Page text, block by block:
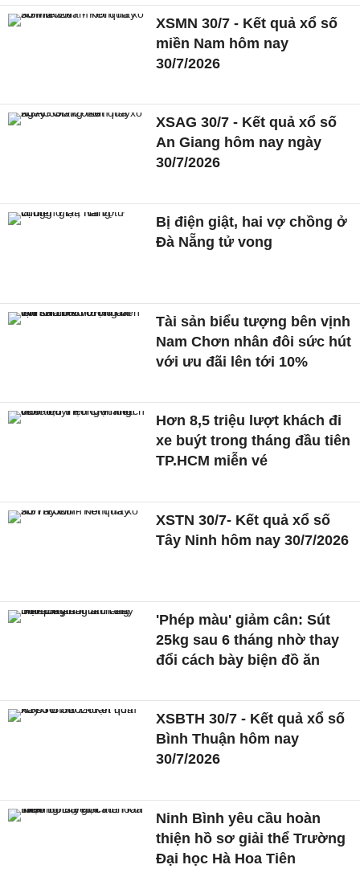
XSMN 30/7 - Kết quả xổ số
miền Nam hôm nay
30/7/2026
XSAG 30/7 - Kết quả xổ số
An Giang hôm nay ngày
30/7/2026
Bị điện giật, hai vợ chồng ở
Đà Nẵng tử vong
Tài sản biểu tượng bên vịnh
Nam Chơn nhân đôi sức hút
với ưu đãi lên tới 10%
Hơn 8,5 triệu lượt khách đi
xe buýt trong tháng đầu tiên
TP.HCM miễn vé
XSTN 30/7- Kết quả xổ số
Tây Ninh hôm nay 30/7/2026
'Phép màu' giảm cân: Sút
25kg sau 6 tháng nhờ thay
đổi cách bày biện đồ ăn
XSBTH 30/7 - Kết quả xổ số
Bình Thuận hôm nay
30/7/2026
Ninh Bình yêu cầu hoàn
thiện hồ sơ giải thể Trường
Đại học Hà Hoa Tiên